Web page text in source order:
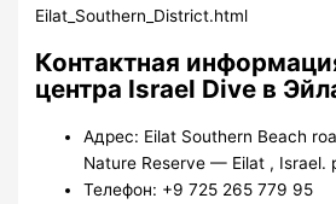
Eilat_Southern_District.html
Контактная
центра Israel Dive в
Адрес: Eilat Southern Beach
Nature Reserve — Eilat , Israel.
Телефон: +9 725 265 779 95